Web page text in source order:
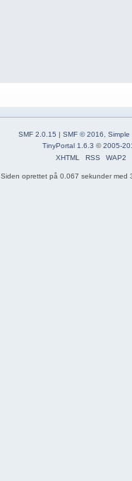
SMF 2.0.15 | SMF © 2016, Simple
TinyPortal 1.6.3 ©2005-
XHTML
RSS WAP2
Siden oprettet på 0.067 sekunder med